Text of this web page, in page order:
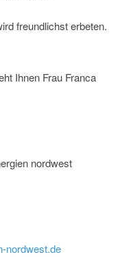
freundlichst erbeten.
Ihnen Frau Franca
nordwest
nordwest.de